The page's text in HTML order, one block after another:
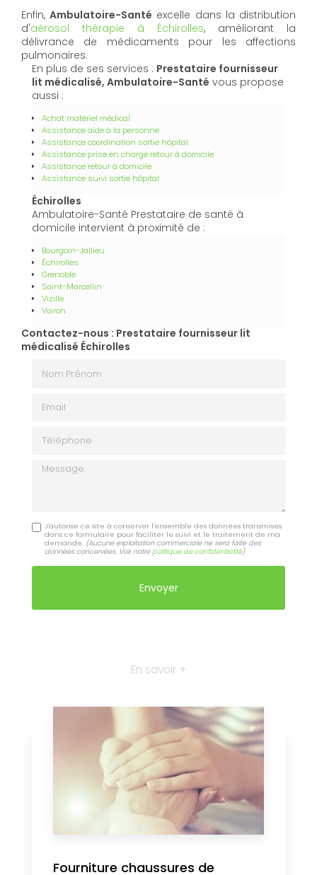
Enfin,Ambulatoire-Santé excelle dans la distribution
d'aérosol thérapie à Échirolles, améliorant la
délivrance de médicaments pour les affections
pulmonaires.
En plus de ses services : Prestataire fournisseur
lit médicalisé, Ambulatoire-Santé vous propose
aussi :
Achat matériel médical
Assistance aide à la personne
Assistance coordination sortie hôpital
Assistance prise en charge retour à domicile
Assistance retour à domicile
Assistance suivi sortie hôpital
Échirolles
Ambulatoire-Santé Prestataire de santé à
domicile intervient à proximité de :
Bourgoin-Jallieu
Échirolles
Grenoble
Saint-Marcellin
Vizille
Voiron
Contactez-nous : Prestataire fournisseur lit
médicalisé Échirolles
Message
J'autorise ce site à conserver l'ensemble des données transmises
dans ce formulaire pour faciliter le suivi et le traitement de ma
demande. (Aucune exploitation commerciale ne sera faite des
données concervées. Voir notre politique de confidentialité)
En savoir +
Fourniture chaussures de